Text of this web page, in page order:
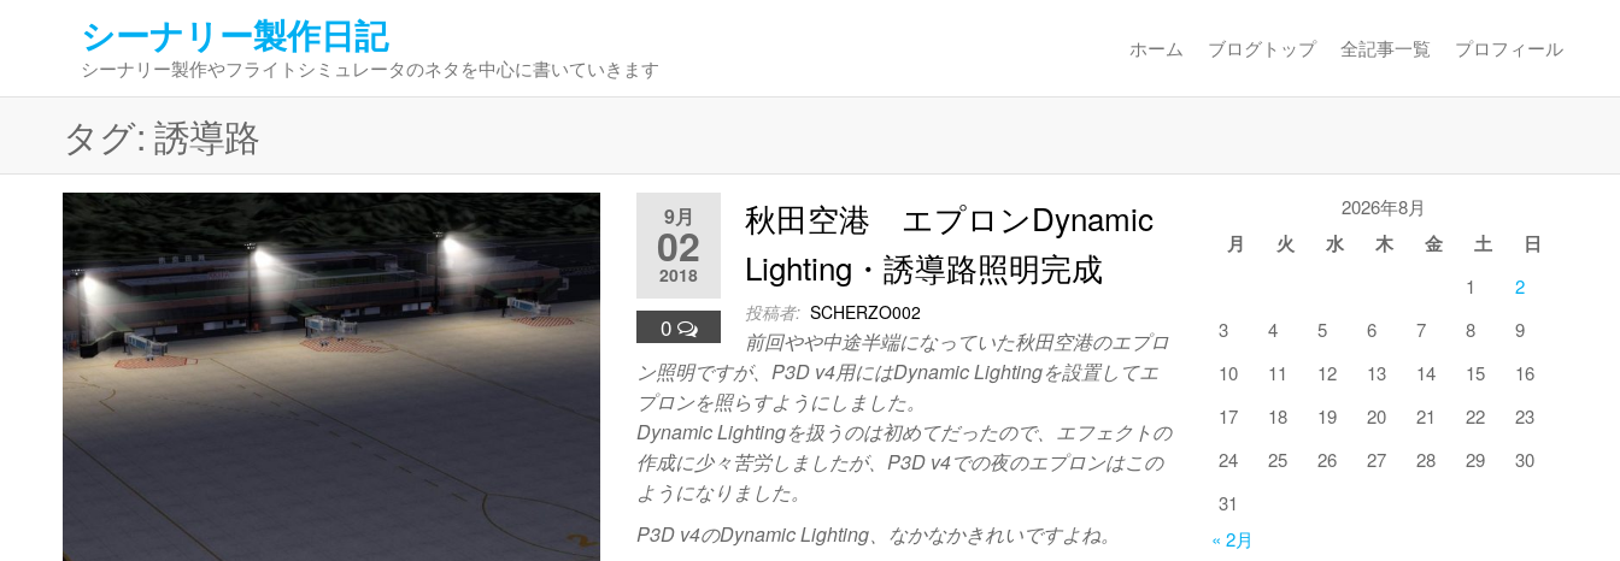
ン
シーナリー製作日記
シーナリー製作やフライトシミュレータのネタを中心に書いていきます
ホーム ブログトップ 全記事一覧 プロフィール
タグ: 誘導路
9月
02
2018
0
秋田空港 エプロンDynamic
Lighting・誘導路照明完成
投稿者: SCHERZO002
前回やや中途半端になっていた秋田空港のエプロ
ン照明ですが、P3D v4用にはDynamic Lightingを設置してエ
プロンを照らすようにしました。
Dynamic Lightingを扱うのは初めてだったので、エフェクトの
作成に少々苦労しましたが、P3D v4での夜のエプロンはこの
ようになりました。
P3D v4のDynamic Lighting、なかなかきれいですよね。
2026年8月
月 火 水 木 金 土 日
1
2
3
4 5 6 7 8
9
10
11 12 13 14 15
16
17
18 19 20 21 22
23
24
25 26 27 28 29
30
31
« 2月